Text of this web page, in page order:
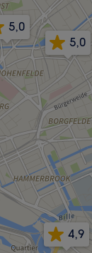
4,9
5,0
5,0